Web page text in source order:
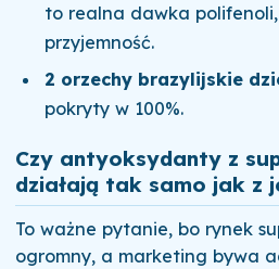
to realna dawka
przyjemność.
2 orzechy brazylijskie
pokryty w 100%.
Czy antyoksydanty z
działają tak samo jak z
To ważne pytanie, bo rynek
ogromny, a marketing bywa